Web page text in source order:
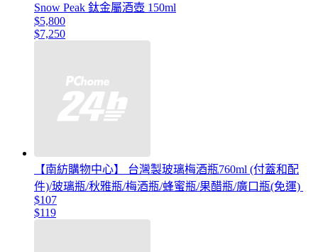
Snow Peak 鈦金屬酒壺 150ml
$5,800
$7,250
【南紡購物中心】 台灣製玻璃梅酒瓶760ml (付蓋和配
件)/玻璃瓶/秋雅瓶/梅酒瓶/蜂蜜瓶/果醋瓶/廣口瓶(免運)
$107
$119